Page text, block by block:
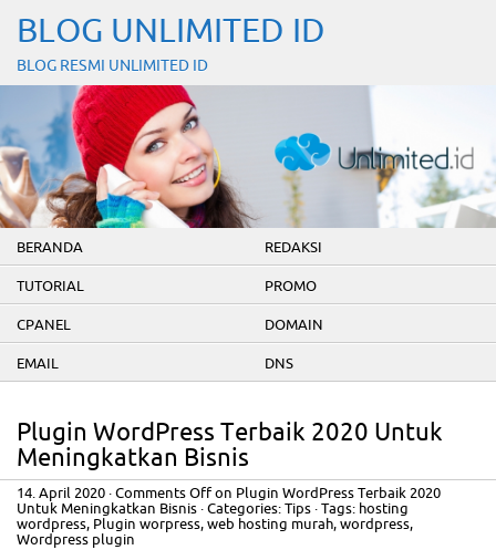
BLOG UNLIMITED ID
BLOG RESMI UNLIMITED ID
BERANDA REDAKSI
TUTORIAL PROMO
CPANEL DOMAIN
EMAIL DNS
Plugin WordPress Terbaik 2020 Untuk
Meningkatkan Bisnis
14. April 2020 · Comments Off on Plugin WordPress Terbaik 2020
Untuk Meningkatkan Bisnis · Categories: Tips · Tags: hosting
wordpress, Plugin worpress, web hosting murah, wordpress,
Wordpress plugin